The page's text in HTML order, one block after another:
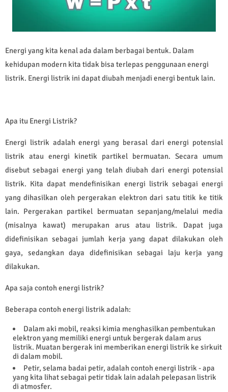
Energi yang kita kenal ada dalam berbagai bentuk. Dalam
kehidupan modern kita tidak bisa terlepas penggunaan energi
listrik. Energi listrik ini dapat diubah menjadi energi bentuk lain.
Apa itu Energi Listrik?
Energi listrik adalah energi yang berasal dari energi potensial
listrik atau energi kinetik partikel bermuatan. Secara umum
disebut sebagai energi yang telah diubah dari energi potensial
listrik. Kita dapat mendefinisikan energi listrik sebagai energi
yang dihasilkan oleh pergerakan elektron dari satu titik ke titik
lain. Pergerakan partikel bermuatan sepanjang/melalui media
(misalnya kawat) merupakan arus atau listrik. Dapat juga
didefinisikan sebagai jumlah kerja yang dapat dilakukan oleh
gaya, sedangkan daya didefinisikan sebagai laju kerja yang
dilakukan.
Apa saja contoh energi listrik?
Beberapa contoh energi listrik adalah:
Dalam aki mobil, reaksi kimia menghasilkan pembentukan
elektron yang memiliki energi untuk bergerak dalam arus
listrik. Muatan bergerak ini memberikan energi listrik ke sirkuit
di dalam mobil.
Petir, selama badai petir, adalah contoh energi listrik - apa
yang kita lihat sebagai petir tidak lain adalah pelepasan listrik
di atmosfer.